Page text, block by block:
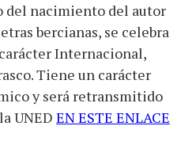
del nacimiento del autor
bercianas, se celebra
Internacional,
Tiene un carácter
y será retransmitido
UNED EN ESTE ENLACE